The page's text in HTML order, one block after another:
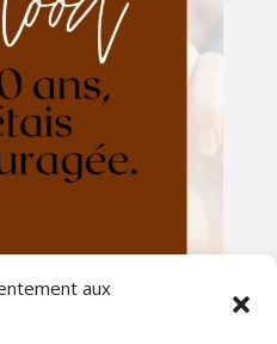
aux